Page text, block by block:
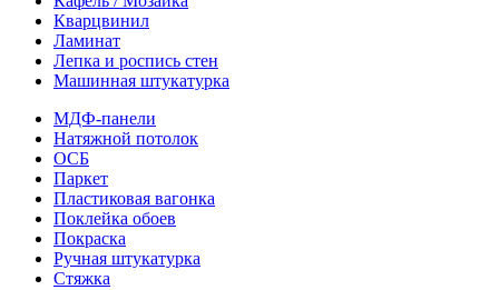
Кварцвинил
Ламинат
Лепка и роспись стен
Машинная штукатурка
МДФ-панели
Натяжной потолок
ОСБ
Паркет
Пластиковая вагонка
Поклейка обоев
Покраска
Ручная штукатурка
Стяжка